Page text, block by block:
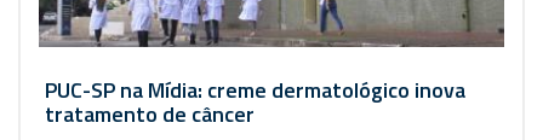
PUC-SP na Mídia: creme dermatológico inova
tratamento de câncer